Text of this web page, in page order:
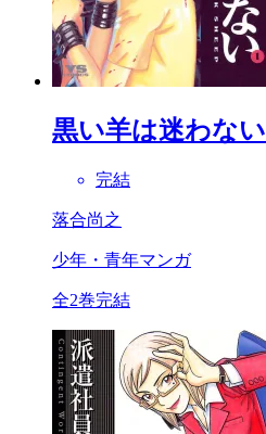
黒い羊は迷わない
完結
落合尚之
少年・青年マンガ
全2巻完結